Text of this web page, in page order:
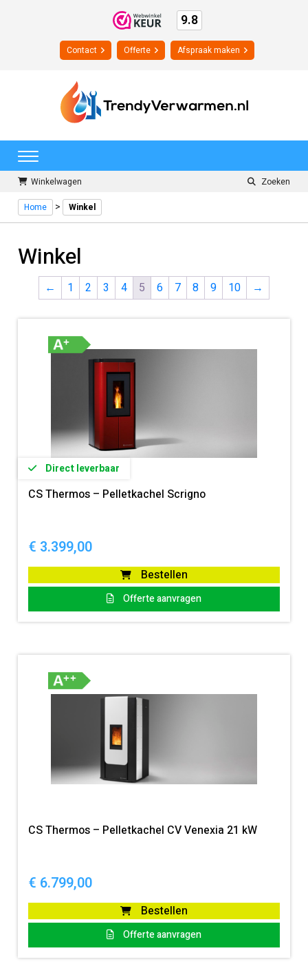
9.8
Contact Offerte Afspraak maken
Winkelwagen Zoeken
Home > Winkel
Winkel
← 1 2 3 4 5 6 7 8 9 10 →
Direct leverbaar
CS Thermos – Pelletkachel Scrigno
€ 3.399,00
Bestellen
Offerte aanvragen
CS Thermos – Pelletkachel CV Venexia 21 kW
€ 6.799,00
Bestellen
Offerte aanvragen